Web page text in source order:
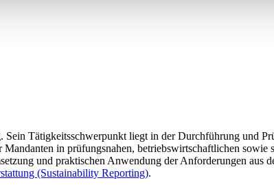
Sein Tätigkeitsschwerpunkt liegt in der Durchführung und
in prüfungsnahen, betriebswirtschaftlichen
und praktischen Anwendung der Anforderungen
(Sustainability Reporting).